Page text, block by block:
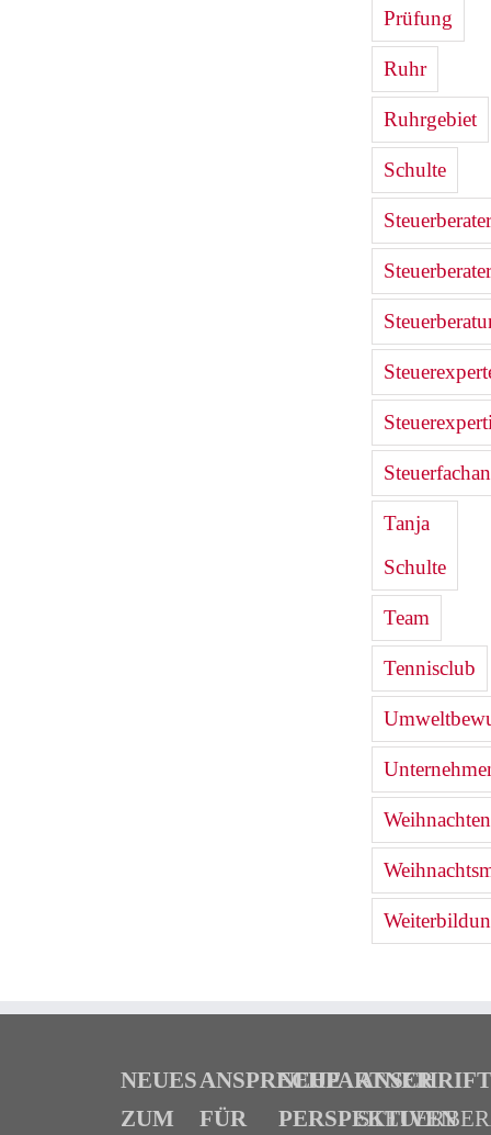
Prüfung
Ruhr
Ruhrgebiet
Schulte
Steuerberater
Tanja
Schulte
Team
Tennisclub
Weihnachten
NEUES
ZUM
ANSPRECHPARTNER
FÜR
NEUE
PERSPEKTIVEN
ANSCHRIFT